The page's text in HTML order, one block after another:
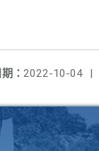
： 2022-10-04 |